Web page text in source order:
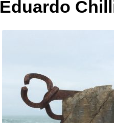
Eduardo